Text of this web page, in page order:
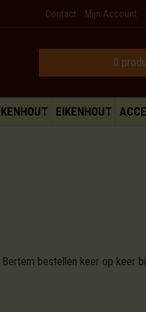
Contact Mijn Account
0
EIKENHOUT
bestellen keer op keer